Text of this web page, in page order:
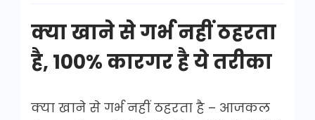
क्या खाने से गर्भ नहीं ठहरता
है, 100% कारगर है ये तरीका
क्या खाने से गर्भ नहीं ठहरता है – आजकल